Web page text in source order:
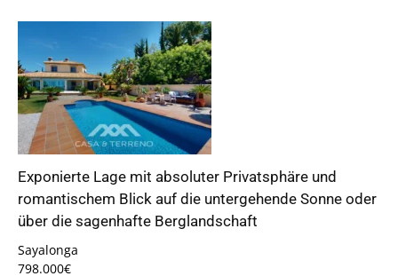
Exponierte Lage mit absoluter Privatsphäre und
romantischem Blick auf die untergehende Sonne oder
über die sagenhafte Berglandschaft
Sayalonga
798.000€